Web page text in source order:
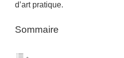
d’art pratique.
Sommaire